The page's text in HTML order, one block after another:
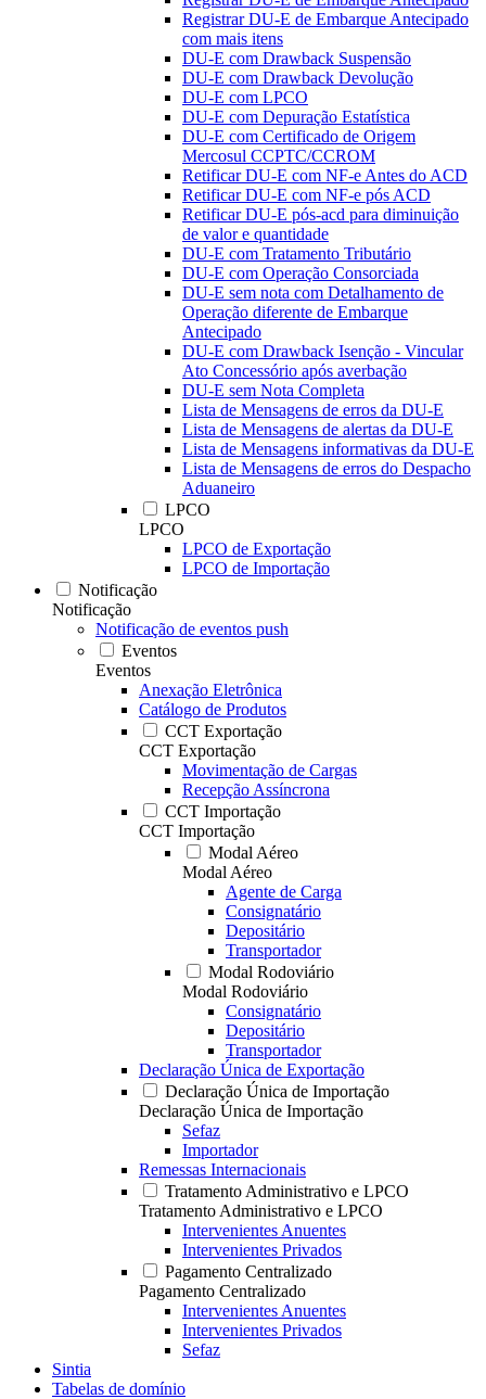
Registrar DU-E de Embarque Antecipado
com mais itens
DU-E com Drawback Suspensão
DU-E com Drawback Devolução
DU-E com LPCO
DU-E com Depuração Estatística
DU-E com Certificado de Origem
Mercosul CCPTC/CCROM
Retificar DU-E com NF-e Antes do ACD
Retificar DU-E com NF-e pós ACD
Retificar DU-E pós-acd para diminuição
de valor e quantidade
DU-E com Tratamento Tributário
DU-E com Operação Consorciada
DU-E sem nota com Detalhamento de
Operação diferente de Embarque
Antecipado
DU-E com Drawback Isenção - Vincular
Ato Concessório após averbação
DU-E sem Nota Completa
Lista de Mensagens de erros da DU-E
Lista de Mensagens de alertas da DU-E
Lista de Mensagens informativas da DU-E
Lista de Mensagens de erros do Despacho
Aduaneiro
LPCO
LPCO
LPCO de Exportação
LPCO de Importação
Notificação
Notificação
Notificação de eventos push
Eventos
Eventos
Anexação Eletrônica
Catálogo de Produtos
CCT Exportação
CCT Exportação
Movimentação de Cargas
Recepção Assíncrona
CCT Importação
CCT Importação
Modal Aéreo
Modal Aéreo
Agente de Carga
Consignatário
Depositário
Transportador
Modal Rodoviário
Modal Rodoviário
Consignatário
Depositário
Transportador
Declaração Única de Exportação
Declaração Única de Importação
Declaração Única de Importação
Sefaz
Importador
Remessas Internacionais
Tratamento Administrativo e LPCO
Tratamento Administrativo e LPCO
Intervenientes Anuentes
Intervenientes Privados
Pagamento Centralizado
Pagamento Centralizado
Intervenientes Anuentes
Intervenientes Privados
Sefaz
Sintia
Tabelas de domínio